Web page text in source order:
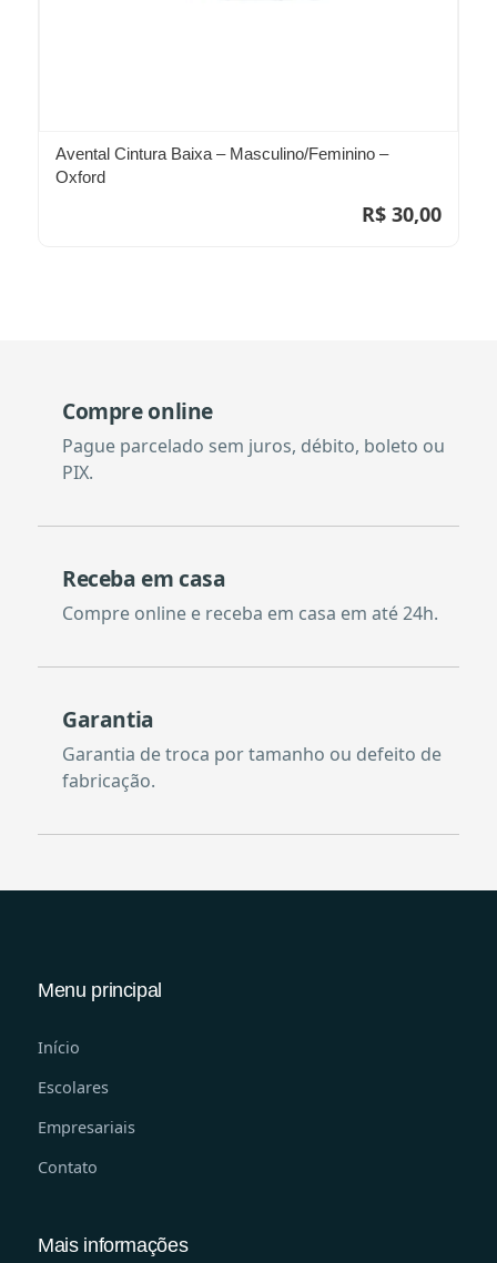
Avental Cintura Baixa – Masculino/Feminino –
Oxford
R$ 30,00
Compre online
Pague parcelado sem juros, débito, boleto ou
PIX.
Receba em casa
Compre online e receba em casa em até 24h.
Garantia
Garantia de troca por tamanho ou defeito de
fabricação.
Menu principal
Início
Escolares
Empresariais
Contato
Mais informações